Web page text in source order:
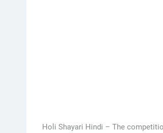
Holi Shayari Hindi – The